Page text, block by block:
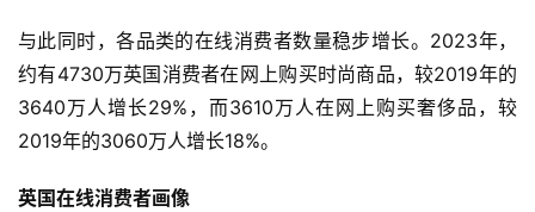
与此同时，各品类的在线消费者数量稳步增长。2023年，
约有4730万英国消费者在网上购买时尚商品，较2019年的
3640万人增长29%，而3610万人在网上购买奢侈品，较
2019年的3060万人增长18%。
英国在线消费者画像